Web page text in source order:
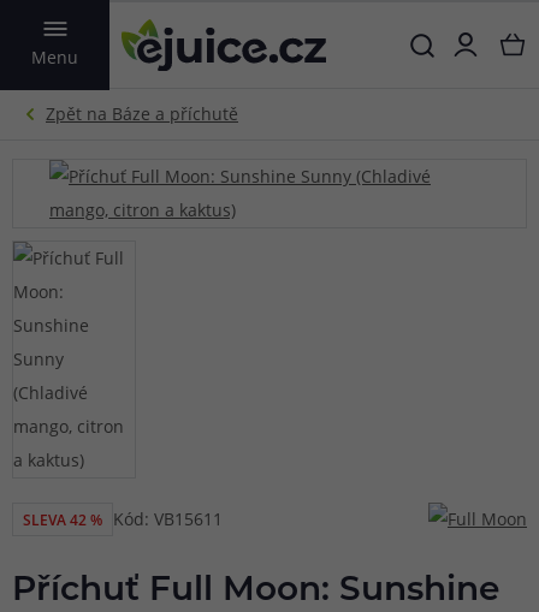
Menu
VYHLEDAT
SLEVA 42 % Kód: VB15611
Příchuť Full Moon: Sunshine